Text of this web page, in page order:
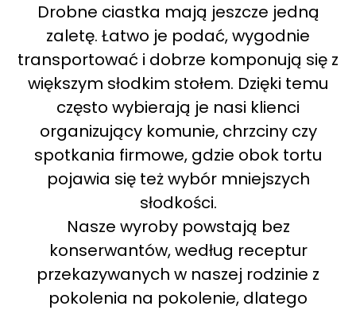
Drobne ciastka mają jeszcze jedną
zaletę. Łatwo je podać, wygodnie
transportować i dobrze komponują się z
większym słodkim stołem. Dzięki temu
często wybierają je nasi klienci
organizujący komunie, chrzciny czy
spotkania firmowe, gdzie obok tortu
pojawia się też wybór mniejszych
słodkości.
Nasze wyroby powstają bez
konserwantów, według receptur
przekazywanych w naszej rodzinie z
pokolenia na pokolenie, dlatego